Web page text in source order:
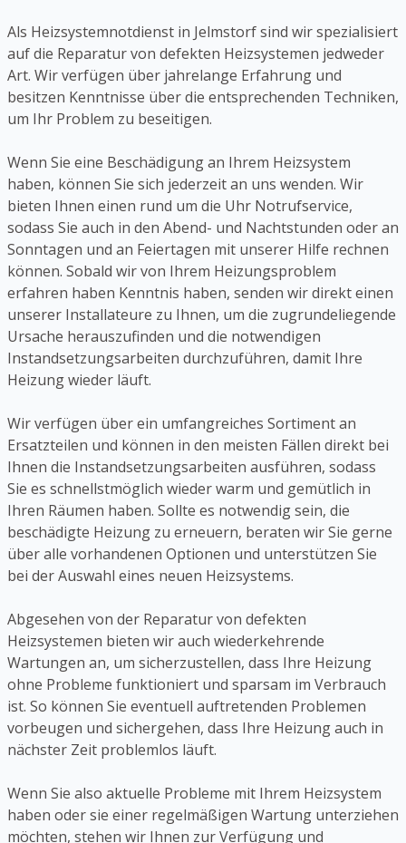
Als Heizsystemnotdienst in Jelmstorf sind wir spezialisiert
auf die Reparatur von defekten Heizsystemen jedweder
Art. Wir verfügen über jahrelange Erfahrung und
besitzen Kenntnisse über die entsprechenden Techniken,
um Ihr Problem zu beseitigen.
Wenn Sie eine Beschädigung an Ihrem Heizsystem
haben, können Sie sich jederzeit an uns wenden. Wir
bieten Ihnen einen rund um die Uhr Notrufservice,
sodass Sie auch in den Abend- und Nachtstunden oder an
Sonntagen und an Feiertagen mit unserer Hilfe rechnen
können. Sobald wir von Ihrem Heizungsproblem
erfahren haben Kenntnis haben, senden wir direkt einen
unserer Installateure zu Ihnen, um die zugrundeliegende
Ursache herauszufinden und die notwendigen
Instandsetzungsarbeiten durchzuführen, damit Ihre
Heizung wieder läuft.
Wir verfügen über ein umfangreiches Sortiment an
Ersatzteilen und können in den meisten Fällen direkt bei
Ihnen die Instandsetzungsarbeiten ausführen, sodass
Sie es schnellstmöglich wieder warm und gemütlich in
Ihren Räumen haben. Sollte es notwendig sein, die
beschädigte Heizung zu erneuern, beraten wir Sie gerne
über alle vorhandenen Optionen und unterstützen Sie
bei der Auswahl eines neuen Heizsystems.
Abgesehen von der Reparatur von defekten
Heizsystemen bieten wir auch wiederkehrende
Wartungen an, um sicherzustellen, dass Ihre Heizung
ohne Probleme funktioniert und sparsam im Verbrauch
ist. So können Sie eventuell auftretenden Problemen
vorbeugen und sichergehen, dass Ihre Heizung auch in
nächster Zeit problemlos läuft.
Wenn Sie also aktuelle Probleme mit Ihrem Heizsystem
haben oder sie einer regelmäßigen Wartung unterziehen
möchten, stehen wir Ihnen zur Verfügung und